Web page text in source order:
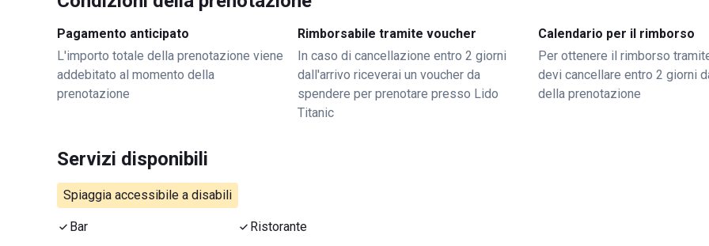
Pagamento anticipato
L'importo totale della prenotazione viene
addebitato al momento della
prenotazione
Rimborsabile tramite voucher
In caso di cancellazione entro 2 giorni
dall'arrivo riceverai un voucher da
spendere per prenotare presso Lido
Titanic
Calendario per il rimborso
Per ottenere il rimborso
devi cancellare entro 2 giorni
della prenotazione
Servizi disponibili
Spiaggia accessibile a disabili
Bar Ristorante